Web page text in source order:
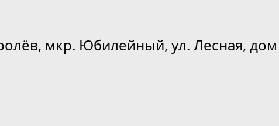
мкр. Юбилейный, ул. Лесная,